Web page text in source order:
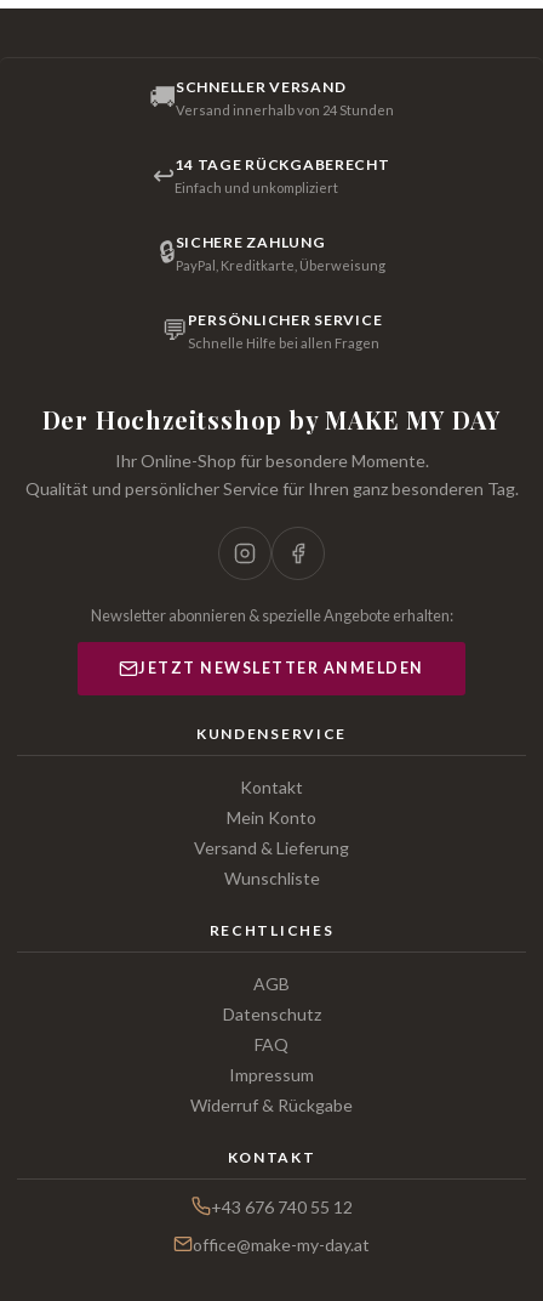
🚚SCHNELLER VERSAND
Versand innerhalb von 24 Stunden
↩14 TAGE RÜCKGABERECHT
Einfach und unkompliziert
🔒SICHERE ZAHLUNG
PayPal, Kreditkarte, Überweisung
💬 PERSÖNLICHER SERVICE
Schnelle Hilfe bei allen Fragen
Der Hochzeitsshop by MAKE MY DAY
Ihr Online-Shop für besondere Momente.
Qualität und persönlicher Service für Ihren ganz besonderen Tag.
Newsletter abonnieren & spezielle Angebote erhalten:
JETZT NEWSLETTER ANMELDEN
KUNDENSERVICE
Kontakt
Mein Konto
Versand & Lieferung
Wunschliste
RECHTLICHES
AGB
Datenschutz
FAQ
Impressum
Widerruf & Rückgabe
KONTAKT
+43 676 740 55 12
office@make-my-day.at